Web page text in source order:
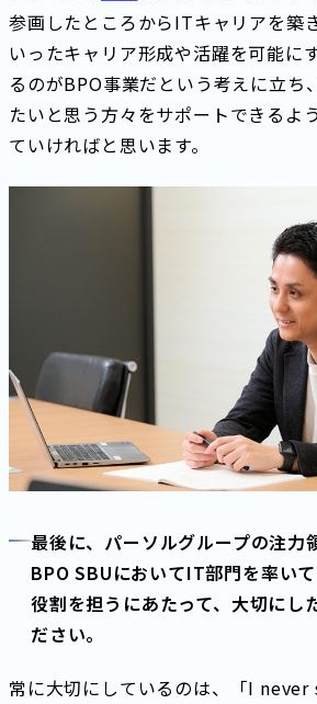
参画したところからITキャリアを築
いったキャリア形成や活躍を可能に
るのがBPO事業だという考えに立ち
たいと思う方々をサポートできるよ
ていければと思います。
最後に、パーソルグループの注力
BPO SBUにおいてIT部門を率い
役割を担うにあたって、大切にし
ださい。
常に大切にしているのは、「I